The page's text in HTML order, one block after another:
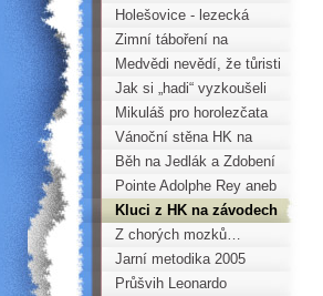
Holešovice - lezecká
stěna
Zimní táboření na
Medvědí skále
Medvědi nevědí, že tůristi
nemaj zbraně…
Jak si „hadi“ vyzkoušeli
„líbání“ s pneumatikou
Mikuláš pro horolezčata
Vánoční stěna HK na
stěně Horoklubu v Kadani
Běh na Jedlák a Zdobení
vánočního stromečku
Pointe Adolphe Rey aneb
Betembergův zářez
Kluci z HK na závodech
LANEX CUP v Novém
Boru
Z chorých mozků…
Květa
Jarní metodika 2005
Průšvih Leonardo